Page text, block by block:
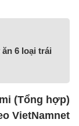
6 loại trái
(Tổng hợp)
VietNamnet